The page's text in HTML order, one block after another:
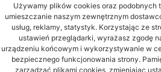
Używamy plików cookies oraz podobnych
umieszczanie naszym zewnętrznym
usług, reklamy, statystyk. Korzystając ze
ustawień przeglądarki, wyrażasz zgodę
urządzeniu końcowym i wykorzystywanie w
bezpiecznego funkcjonowania strony.
zarządzać plikami cookies, zmieniając